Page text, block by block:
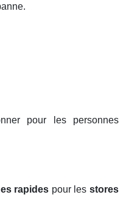
pour les personnes
rapides pour lesstores